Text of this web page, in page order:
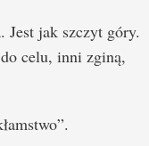
Jest jak szczyt góry.
celu, inni zginą,